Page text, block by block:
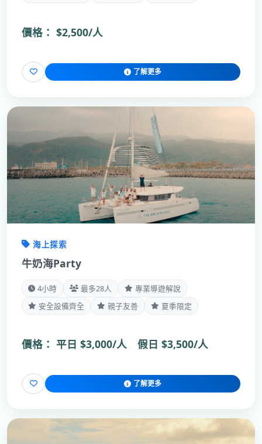
價格： $2,500/人
了解更多
海上探索
牛奶海Party
4小時 最多28人
專業導遊解說
安全設備齊全
親子友善 夏季限定
價格： 平日 $3,000/人 假日 $3,500/人
了解更多